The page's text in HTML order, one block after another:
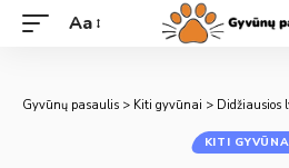
Aa
Gyvūnų pasaulis > Kiti gyvūnai > Didžiausios
KITI